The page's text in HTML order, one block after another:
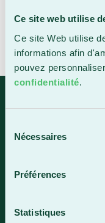
Ce site web utilise
Ce site Web utilise
informations afin
pouvez
confidentialité.
Nécessaires
Préférences
Statistiques
Saint-Georges
Saint-Georges
Lundi-vendredi : 7 h
1 800 893-5111